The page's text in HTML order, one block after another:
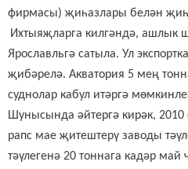
фирмасы) җиһазлары белән
Ихтыяҗларга килгәндә, ашлык
Ярославльгә сатыла. Ул экспортка
җибәрелә. Акватория 5 мең
суднолар кабул итәргә
Шунысында әйтергә кирәк, 2010
рапс мае җитештерү заводы
тәүлегенә 20 тоннага кадәр май